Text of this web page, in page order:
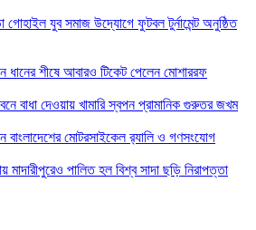
গোহাইল যুব সমাজ উদ্যোগে ফুটবল টুর্নামেন্ট অনুষ্ঠিত
শীষে আবারও টিকেট পেলেন মোশাররফ
বাধা দেওয়ায় খামারি স্বপন প্রামানিক গুরুতর জখম
বাংলাদেশের মোটরসাইকেল র‍্যালি ও গণসংযোগ
মাদারীপুরেও পালিত হল বিশ্ব সাদা ছড়ি নিরাপত্তা